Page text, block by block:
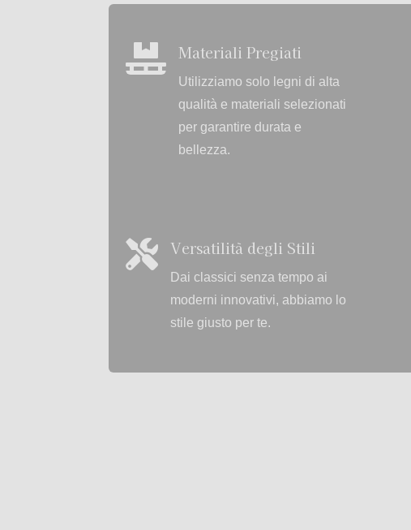
 Materiali Pregiati
Utilizziamo solo legni di alta
qualità e materiali selezionati
per garantire durata e
bellezza.
 Versatilità degli Stili
Dai classici senza tempo ai
moderni innovativi, abbiamo lo
stile giusto per te.